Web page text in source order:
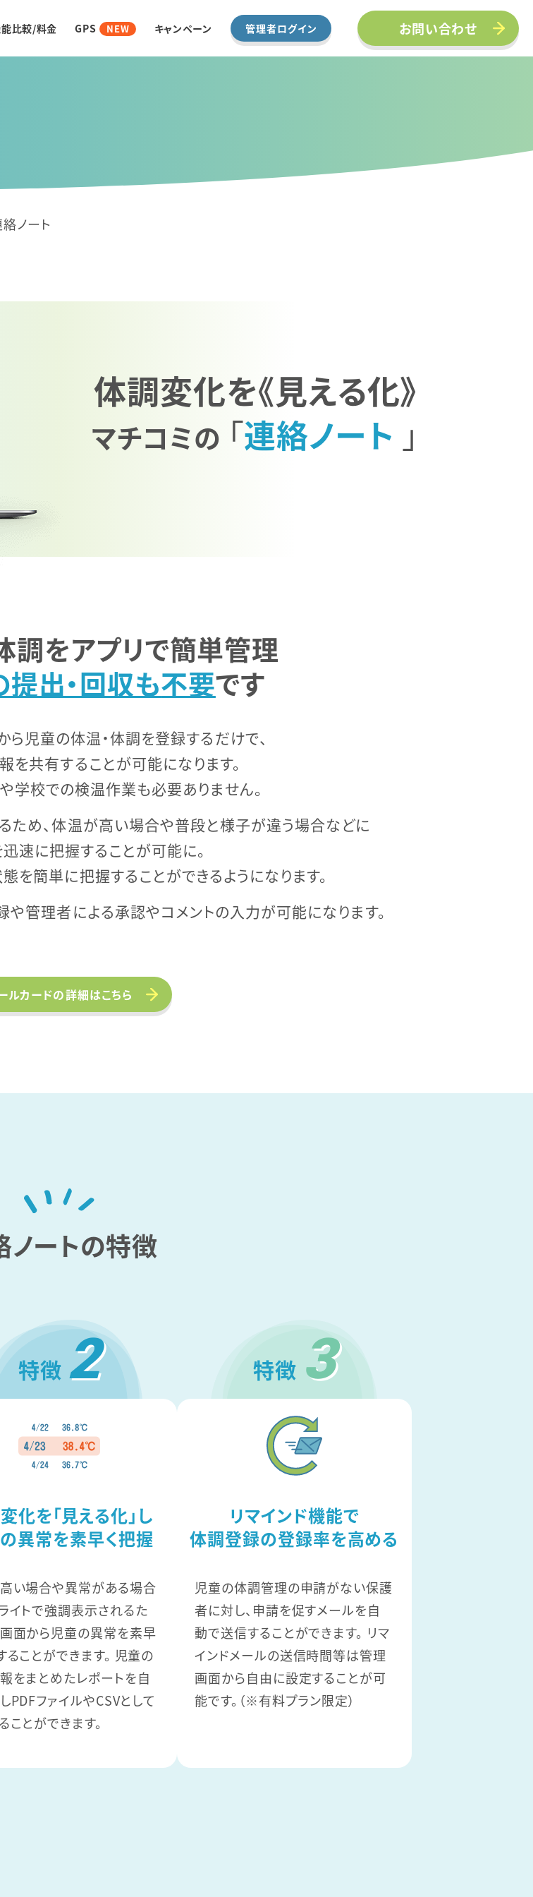
比較/料金 GPS NEW キャンペーン 管理者ログイン お問い合わせ
ノート
体調変化を《見える化》
マチコミの 「連絡ノート 」
調をアプリで簡単管理
出・回収も不要です
児童の体温・体調を登録するだけで、
を共有することが可能になります。
学校での検温作業も必要ありません。
ため、体温が高い場合や普段と様子が違う場合などに
速に把握することが可能に。
簡単に把握することができるようになります。
管理者による承認やコメントの入力が可能になります。
ルカードの詳細はこちら
ノートの特徴
特徴 2
化を「見える化」し
異常を素早く把握
い場合や異常がある場合
イトで強調表示されるた
面から児童の異常を素早
ることができます。 児童の
をまとめたレポートを自
PDFファイルやCSVとして
ことができます。
特徴 3
リマインド機能で
体調登録の登録率を高める
児童の体調管理の申請がない保護
者に対し、申請を促すメールを自
動で送信することができます。 リマ
インドメールの送信時間等は管理
画面から自由に設定することが可
能です。（※有料プラン限定）